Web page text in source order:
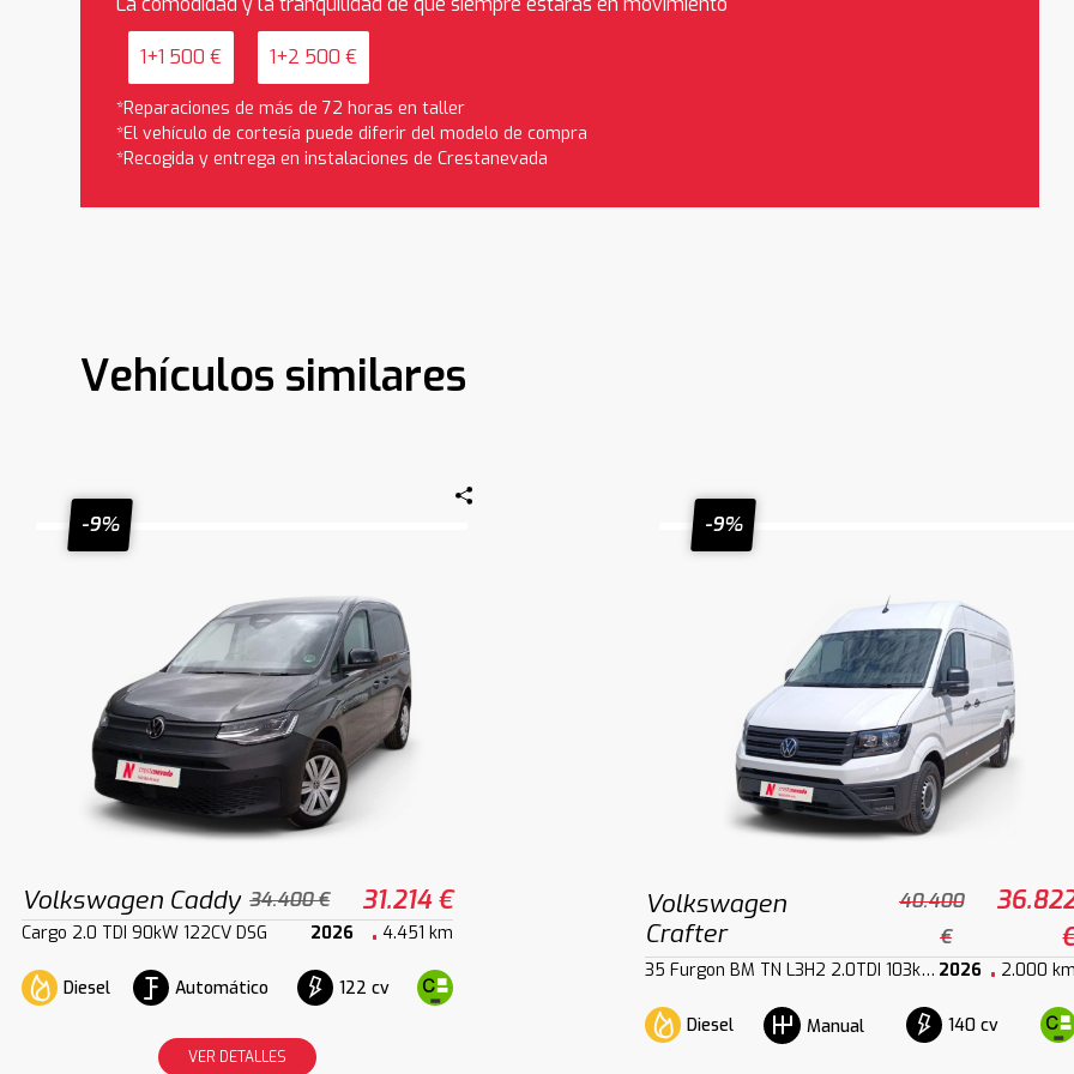
1+1 500 € 1+2 500 €
*Reparaciones de más de 72 horas en taller
*El vehículo de cortesía puede diferir del modelo de compra
*Recogida y entrega en instalaciones de Crestanevada
Vehículos similares
-9%
Volkswagen Caddy 34.400 € 31.214 €
Cargo 2.0 TDI 90kW 122CV DSG 2026 4.451 km
Diesel Automático 122 cv
VER DETALLES
-9%
Volkswagen
Crafter
40.400
€
35 Furgon BM TN L3H2 2.0TDI 103kW140CV 2026 2.000
Diesel Manual 140 cv